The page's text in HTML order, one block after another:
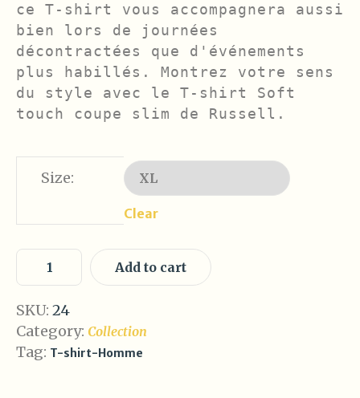
ce T-shirt vous accompagnera aussi
bien lors de journées
décontractées que d'événements
plus habillés. Montrez votre sens
du style avec le T-shirt Soft
touch coupe slim de Russell.
Size:
Clear
Add to cart
SKU: 24
Category: Collection
Tag: T-shirt-Homme